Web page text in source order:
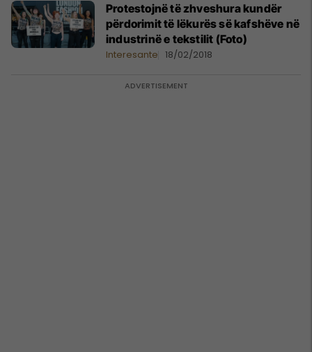
Protestojnë të zhveshura kundër
përdorimit të lëkurës së kafshëve në
industrinë e tekstilit (Foto)
Interesante 18/02/2018